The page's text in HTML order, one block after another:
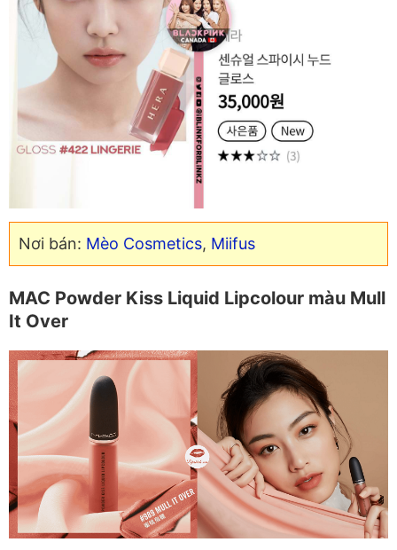
Nơi bán: Mèo Cosmetics, Miifus
MAC Powder Kiss Liquid Lipcolour màu Mull
It Over